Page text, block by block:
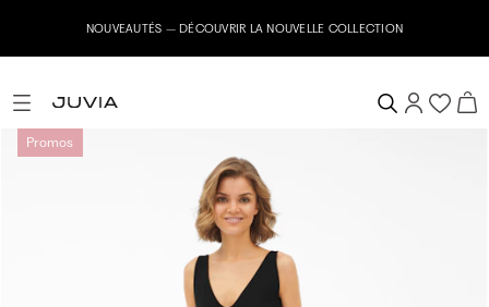
NOUVEAUTÉS – DÉCOUVRIR LA NOUVELLE COLLECTION
Promos